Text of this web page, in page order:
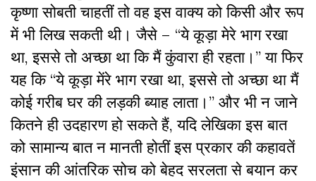
कृष्णा सोबती चाहतीं तो वह इस वाक्य को किसी और रूप
में भी लिख सकती थी। जैसे – “ये कूड़ा मेरे भाग रखा
था, इससे तो अच्छा था कि मैं कुंवारा ही रहता।” या फिर
यह कि “ये कूड़ा मेंरे भाग रखा था, इससे तो अच्छा था मैं
कोई गरीब घर की लड़की ब्याह लाता।” और भी न जाने
कितने ही उदहारण हो सकते हैं, यदि लेखिका इस बात
को सामान्य बात न मानती होतीं इस प्रकार की कहावतें
इंसान की आंतरिक सोच को बेहद सरलता से बयान कर